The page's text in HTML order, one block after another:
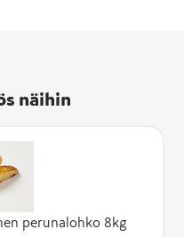
näihin
perunalohko 8kg